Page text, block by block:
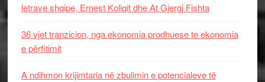
letrave shqipe, Ernest Koliqit dhe At Gjergj Fishta
36 vjet tranzicion, nga ekonomia prodhuese te ekonomia
e përfitimit
A ndihmon krijimtaria në zbulimin e potencialeve të